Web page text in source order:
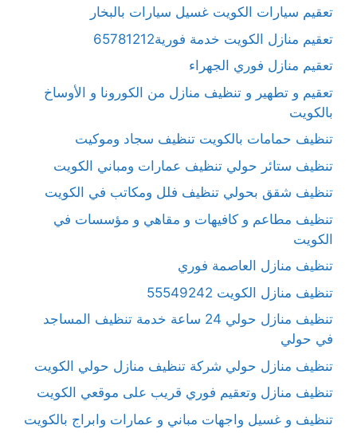
تعقيم سيارات الكويت غسيل سيارات بالبخار
تعقيم منازل الكويت خدمة فورية65781212
تعقيم منازل فوري الجهراء
تعقيم و تطهير و تنظيف منازل من الكورونا و الأوساخ
بالكويت
تنظيف حمامات بالكويت تنظيف سجاد وموكيت
تنظيف ستائر حولي تنظيف عمارات ومباني الكويت
تنظيف شقق بحولي تنظيف فلل ومكاتب في الكويت
تنظيف مطاعم و كافيهات و مقاهي و مؤسسات في
الكويت
تنظيف منازل العاصمة فوري
تنظيف منازل الكويت 55549242
تنظيف منازل حولي 24 ساعة خدمة تنظيف المساجد
في حولي
تنظيف منازل حولي شركة تنظيف منازل حولي الكويت
تنظيف منازل وتعقيم فوري قريب على موقعي الكويت
تنظيف و غسيل واجهات مباني و عمارات وابراج بالكويت